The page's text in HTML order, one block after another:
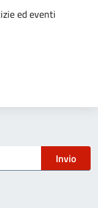
ed eventi
Invio